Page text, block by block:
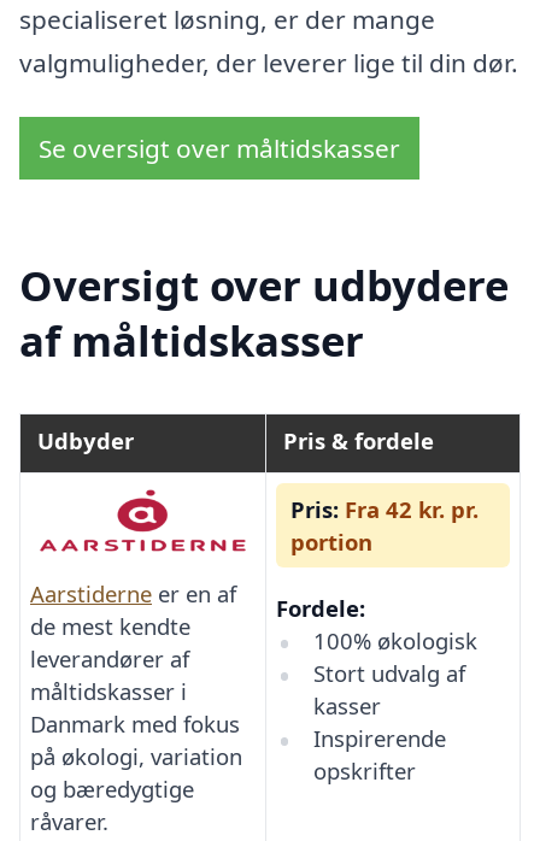
specialiseret løsning, er der mange
valgmuligheder, der leverer lige til din dør.
Se oversigt over måltidskasser
Oversigt over udbydere
af måltidskasser
Udbyder Pris & fordele
Aarstiderne er en af
de mest kendte
leverandører af
måltidskasser i
Danmark med fokus
på økologi, variation
og bæredygtige
råvarer.
Pris: Fra 42 kr. pr.
portion
Fordele:
100% økologisk
Stort udvalg af
kasser
Inspirerende
opskrifter